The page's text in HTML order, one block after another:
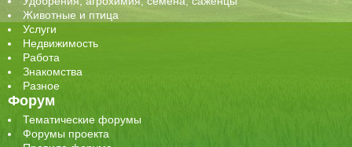
Животные и птица
Услуги
Недвижимость
Работа
Знакомства
Разное
Форум
Тематические форумы
Форумы проекта